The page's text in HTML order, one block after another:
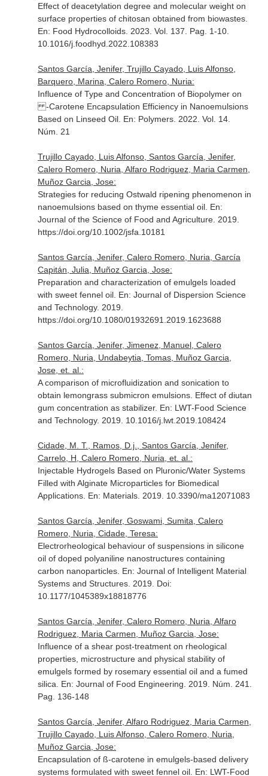
Effect of deacetylation degree and molecular weight on
surface properties of chitosan obtained from biowastes.
En: Food Hydrocolloids. 2023. Vol. 137. Pag. 1-10.
10.1016/j.foodhyd.2022.108383
Santos García, Jenifer, Trujillo Cayado, Luis Alfonso,
Barquero, Marina, Calero Romero, Nuria:
Influence of Type and Concentration of Biopolymer on
-Carotene Encapsulation Efficiency in Nanoemulsions
Based on Linseed Oil. En: Polymers. 2022. Vol. 14.
Núm. 21
Trujillo Cayado, Luis Alfonso, Santos García, Jenifer,
Calero Romero, Nuria, Alfaro Rodriguez, Maria Carmen,
Muñoz Garcia, Jose:
Strategies for reducing Ostwald ripening phenomenon in
nanoemulsions based on thyme essential oil. En:
Journal of the Science of Food and Agriculture. 2019.
https://doi.org/10.1002/jsfa.10181
Santos García, Jenifer, Calero Romero, Nuria, García
Capitán, Julia, Muñoz Garcia, Jose:
Preparation and characterization of emulgels loaded
with sweet fennel oil. En: Journal of Dispersion Science
and Technology. 2019.
https://doi.org/10.1080/01932691.2019.1623688
Santos García, Jenifer, Jimenez, Manuel, Calero
Romero, Nuria, Undabeytia, Tomas, Muñoz Garcia,
Jose, et. al.:
A comparison of microfluidization and sonication to
obtain lemongrass submicron emulsions. Effect of diutan
gum concentration as stabilizer. En: LWT-Food Science
and Technology. 2019. 10.1016/j.lwt.2019.108424
Cidade, M. T., Ramos, D.j., Santos García, Jenifer,
Carrelo, H, Calero Romero, Nuria, et. al.:
Injectable Hydrogels Based on Pluronic/Water Systems
Filled with Alginate Microparticles for Biomedical
Applications. En: Materials. 2019. 10.3390/ma12071083
Santos García, Jenifer, Goswami, Sumita, Calero
Romero, Nuria, Cidade, Teresa:
Electrorheological behaviour of suspensions in silicone
oil of doped polyaniline nanostructures containing
carbon nanoparticles. En: Journal of Intelligent Material
Systems and Structures. 2019. Doi:
10.1177/1045389x18818776
Santos García, Jenifer, Calero Romero, Nuria, Alfaro
Rodriguez, Maria Carmen, Muñoz Garcia, Jose:
Influence of a shear post-treatment on rheological
properties, microstructure and physical stability of
emulgels formed by rosemary essential oil and a fumed
silica. En: Journal of Food Engineering . 2019. Núm. 241.
Pag. 136-148
Santos García, Jenifer, Alfaro Rodriguez, Maria Carmen,
Trujillo Cayado, Luis Alfonso, Calero Romero, Nuria,
Muñoz Garcia, Jose:
Encapsulation of ß-carotene in emulgels-based delivery
systems formulated with sweet fennel oil. En: LWT-Food